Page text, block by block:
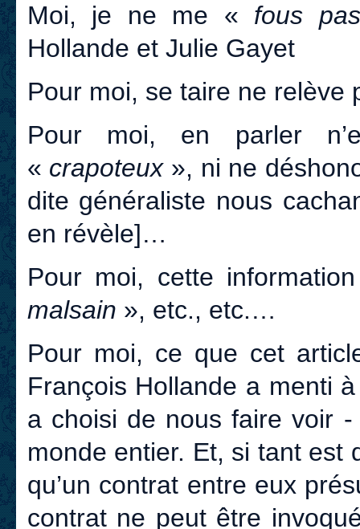
Moi, je ne me « fous
Hollande et Julie Gayet
Pour moi, se taire ne relève
Pour moi, en parler
« crapoteux », ni ne
dite généraliste nous
en révèle]…
Pour moi, cette
malsain », etc., etc.…
Pour moi, ce que cet
François Hollande a menti
a choisi de nous faire voir -
monde entier. Et, si tant est
qu’un contrat entre eux
contrat ne peut être